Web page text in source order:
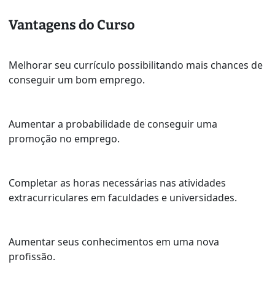
Vantagens do Curso
Melhorar seu currículo possibilitando mais chances de
conseguir um bom emprego.
Aumentar a probabilidade de conseguir uma
promoção no emprego.
Completar as horas necessárias nas atividades
extracurriculares em faculdades e universidades.
Aumentar seus conhecimentos em uma nova
profissão.